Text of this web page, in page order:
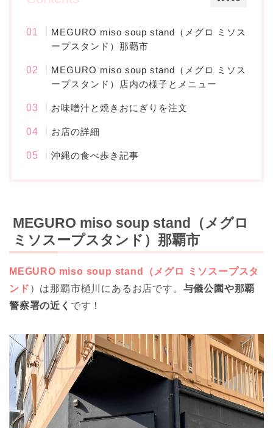
MEGURO miso soup stand（メグロ ミソス
ープスタンド）那覇市
MEGURO miso soup stand（メグロ ミソス
ープスタンド）店内の様子とメニュー
お味噌汁と焼きおにぎりを注文
お店の詳細
沖縄の食べ歩き記事
MEGURO miso soup stand（メグロ
ミソスープスタンド）那覇市
MEGURO miso soup stand（メグロ ミソスープスタ
ンド ）は那覇市樋川にあるお店です。 与儀公園や那覇
警察署の近く です！